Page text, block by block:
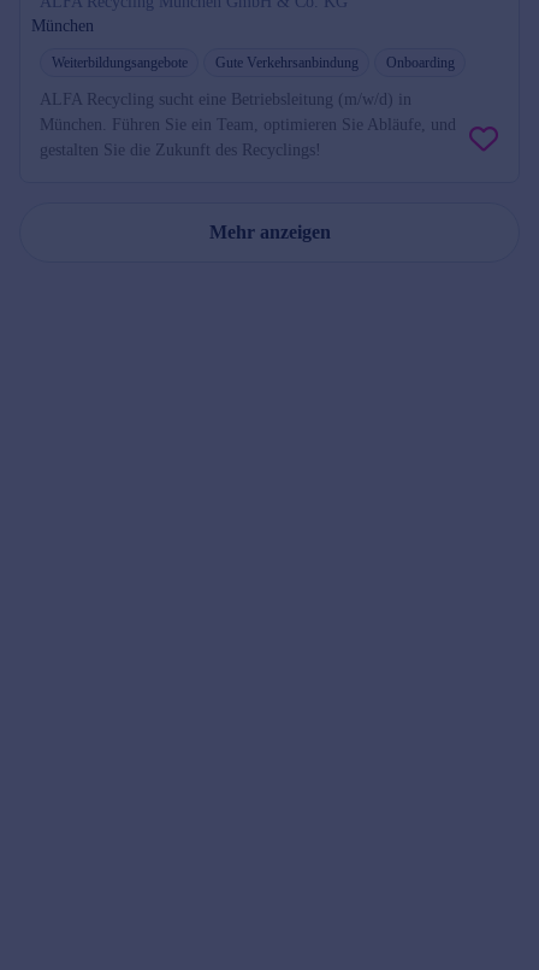
München
Weiterbildungsangebote Gute Verkehrsanbindung Onboarding
ALFA Recycling sucht eine Betriebsleitung (m/w/d) in
München. Führen Sie ein Team, optimieren Sie Abläufe, und
gestalten Sie die Zukunft des Recyclings!
Mehr anzeigen